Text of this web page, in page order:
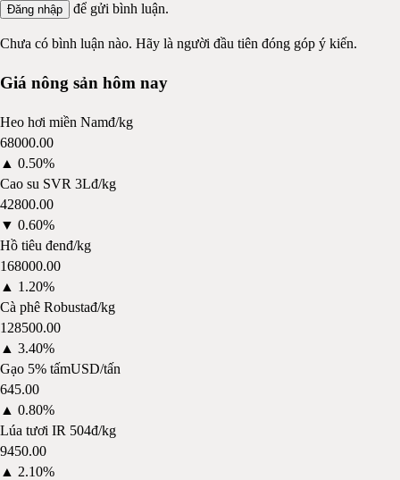
Đăng nhập để gửi bình luận.
Chưa có bình luận nào. Hãy là người đầu tiên đóng góp ý kiến.
Giá nông sản hôm nay
Heo hơi miền Namđ/kg
68000.00
▲ 0.50%
Cao su SVR 3Lđ/kg
42800.00
▼ 0.60%
Hồ tiêu đenđ/kg
168000.00
▲ 1.20%
Cà phê Robustađ/kg
128500.00
▲ 3.40%
Gạo 5% tấmUSD/tấn
645.00
▲ 0.80%
Lúa tươi IR 504đ/kg
9450.00
▲ 2.10%